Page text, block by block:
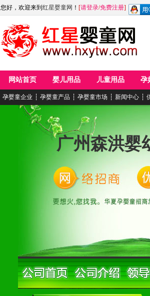
您好，欢迎来到 红星婴童网 ！ [请登录/免费注册]
网站首页 婴儿用品 儿童用品 孕
孕婴童企业 ┆ 孕婴童产品 ┆ 孕婴童市场 ┆ 新闻中心 ┆
广州森洪婴